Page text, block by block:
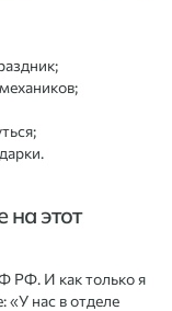
на этот
РФ. И как только я
«У нас в отделе